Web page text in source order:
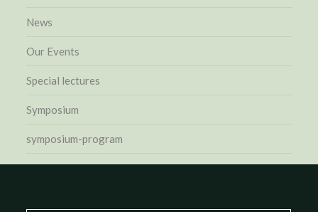
News
Our Events
Special lectures
Symposium
symposium-program